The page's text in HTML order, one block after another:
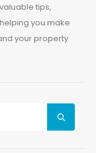
tips,
you make
your property